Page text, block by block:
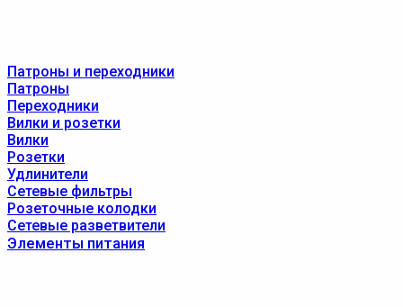
Патроны и переходники
Патроны
Переходники
Вилки и розетки
Вилки
Розетки
Удлинители
Сетевые фильтры
Розеточные колодки
Сетевые разветвители
Элементы питания